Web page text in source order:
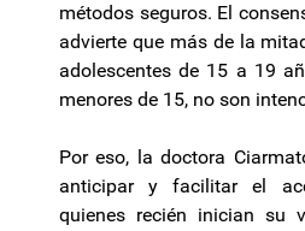
métodos seguros. El
advierte que más de la
adolescentes de 15 a 19
menores de 15, no son
Por eso, la doctora
anticipar y facilitar el
quienes recién inician su